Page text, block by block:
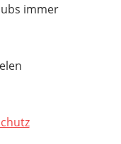
immer